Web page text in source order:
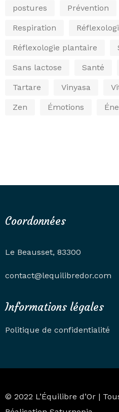
postures Prévention
Respiration
Réflexologie plantaire
Sans lactose Santé
Tartare Vinyasa
Zen Émotions
Coordonnées
Le Beausset, 83300
contact@lequilibredor.com
Informations légales
Politique de confidentialité
© 2022 L’Équilibre d’Or |